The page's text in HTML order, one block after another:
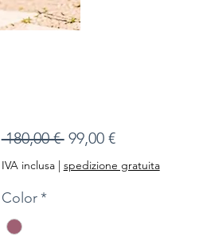
180,00 € Prezzo
regolare
99,00 €Prezzo
scontato
IVA inclusa| spedizione gratuita
Color*